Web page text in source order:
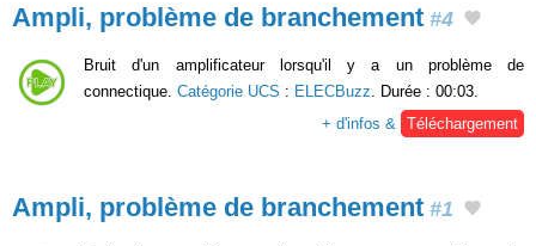
Ampli, problème de branchement #4
Bruit d'un amplificateur lorsqu'il y a un problème de
connectique. Catégorie UCS : ELECBuzz. Durée : 00:03.
+ d'infos & Téléchargement
Ampli, problème de branchement #1